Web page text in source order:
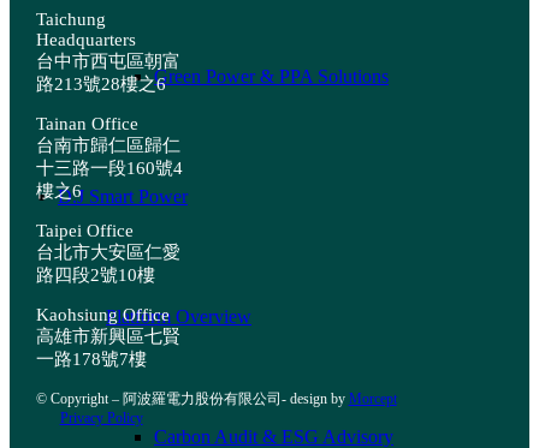
Green Power & PPA Solutions
D.J Smart Power
Platform Overview
Carbon Audit & ESG Advisory
Taichung
Headquarters
台中市西屯區朝富
路213號28樓之6
Tainan Office
台南市歸仁區歸仁
十三路一段160號4
樓之6
Taipei Office
台北市大安區仁愛
路四段2號10樓
Kaohsiung Office
高雄市新興區七賢
一路178號7樓
© Copyright – 阿波羅電力股份有限公司- design by Morcept
Privacy Policy